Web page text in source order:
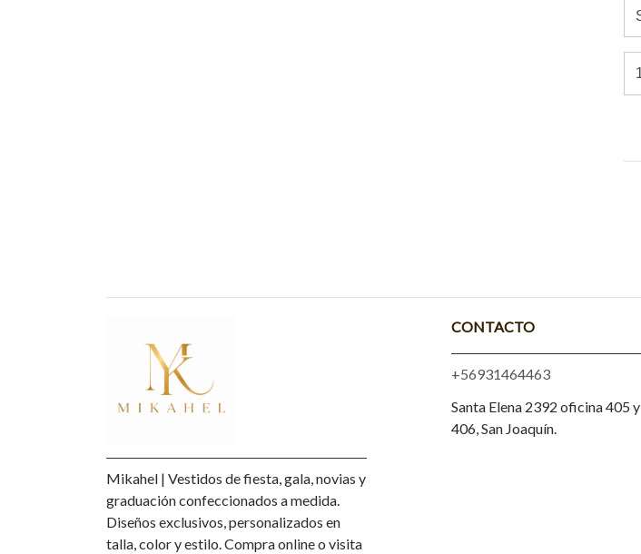
Mikahel | Vestidos de fiesta, gala, novias y
graduación confeccionados a medida.
Diseños exclusivos, personalizados en
talla, color y estilo. Compra online o visita
CONTACTO
+56931464463
Santa Elena 2392 oficina 405 y
406, San Joaquín.